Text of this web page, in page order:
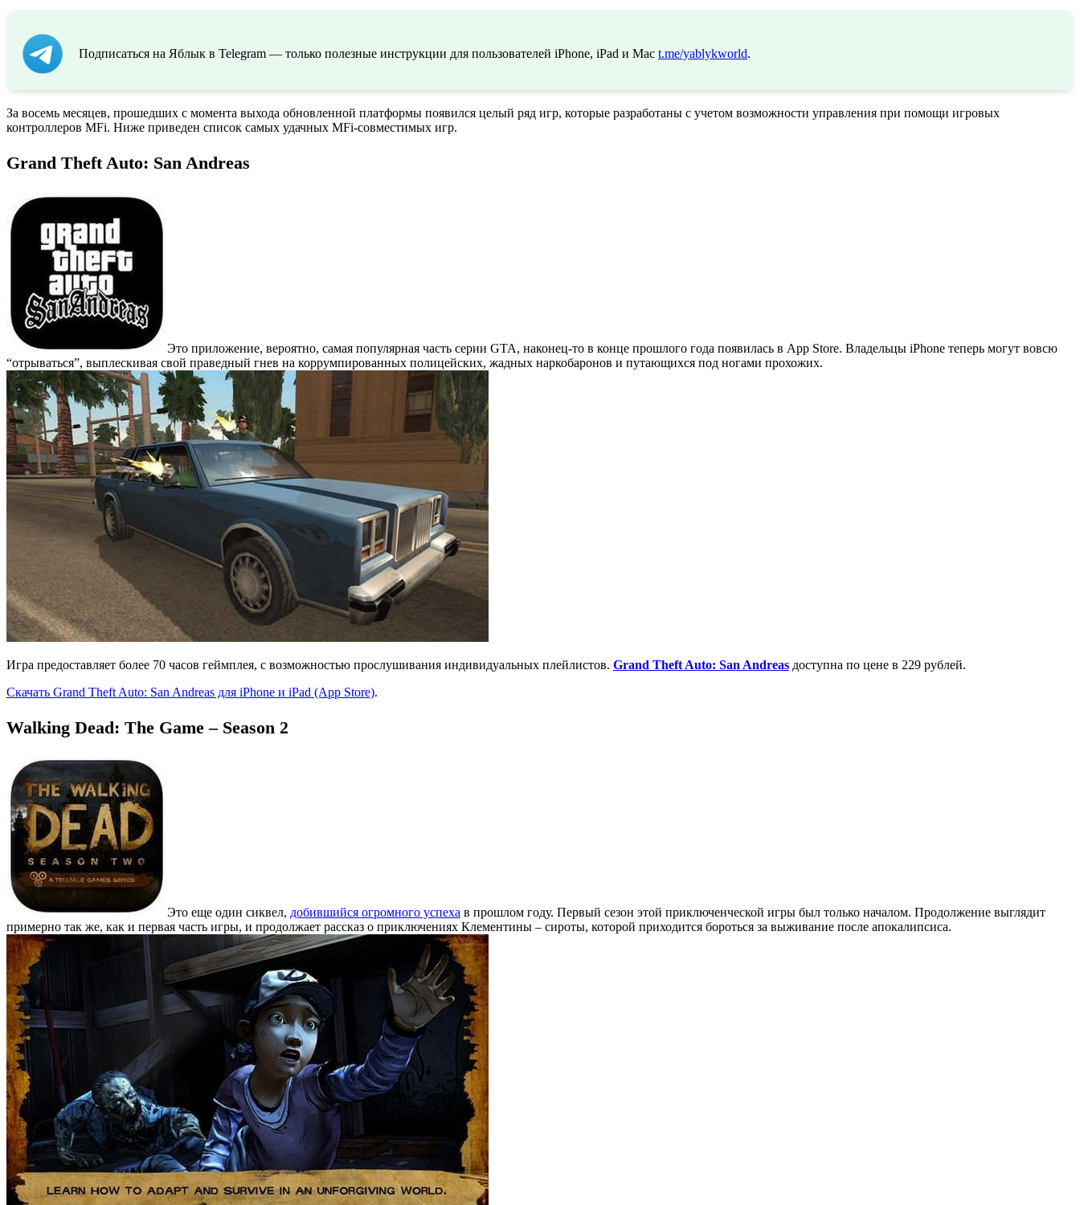
Подписаться на Яблык в Telegram — только полезные инструкции для пользователей iPhone, iPad и Mac t.me/yablykworld.
За восемь месяцев, прошедших с момента выхода обновленной платформы появился целый ряд игр, которые разработаны с учетом возможности управления при помощи игровых
контроллеров MFi. Ниже приведен список самых удачных MFi-совместимых игр.
Grand Theft Auto: San Andreas
Это приложение, вероятно, самая популярная часть серии GTA, наконец-то в конце прошлого года появилась в App Store. Владельцы iPhone теперь могут вовсю
“отрываться”, выплескивая свой праведный гнев на коррумпированных полицейских, жадных наркобаронов и путающихся под ногами прохожих.
Игра предоставляет более 70 часов геймплея, с возможностью прослушивания индивидуальных плейлистов. Grand Theft Auto: San Andreas доступна по цене в 229 рублей.
Скачать Grand Theft Auto: San Andreas для iPhone и iPad (App Store).
Walking Dead: The Game – Season 2
Это еще один сиквел, добившийся огромного успеха в прошлом году. Первый сезон этой приключенческой игры был только началом. Продолжение выглядит
примерно так же, как и первая часть игры, и продолжает рассказ о приключениях Клементины – сироты, которой приходится бороться за выживание после апокалипсиса.